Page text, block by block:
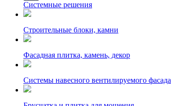
Системные решения
Строительные блоки, камни
Фасадная плитка, камень, декор
Системы навесного вентилируемого фасада